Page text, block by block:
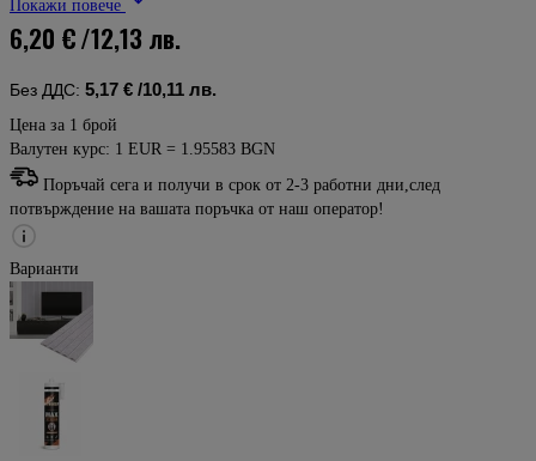
Покажи повече
6,20 €/12,13 лв.
Без ДДС: 5,17 € /10,11 лв.
Цена за 1 брой
Валутен курс: 1 EUR = 1.95583 BGN
Поръчай сега и получи в срок от 2-3 работни дни,след
потвърждение на вашата поръчка от наш оператор!
Варианти